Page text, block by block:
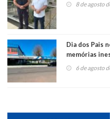
8 de agosto
Dia dos Pais
memórias
6 de agosto